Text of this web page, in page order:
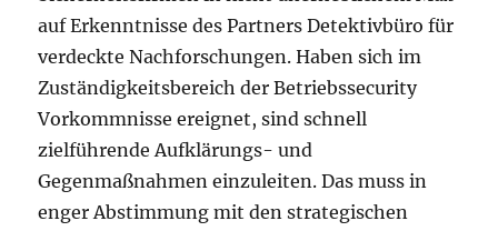
auf Erkenntnisse des Partners Detektivbüro für
verdeckte Nachforschungen. Haben sich im
Zuständigkeitsbereich der Betriebssecurity
Vorkommnisse ereignet, sind schnell
zielführende Aufklärungs- und
Gegenmaßnahmen einzuleiten. Das muss in
enger Abstimmung mit den strategischen